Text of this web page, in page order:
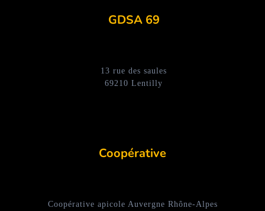
GDSA 69
13 rue des saules
69210 Lentilly
Coopérative
Coopérative apicole Auvergne Rhône-Alpes